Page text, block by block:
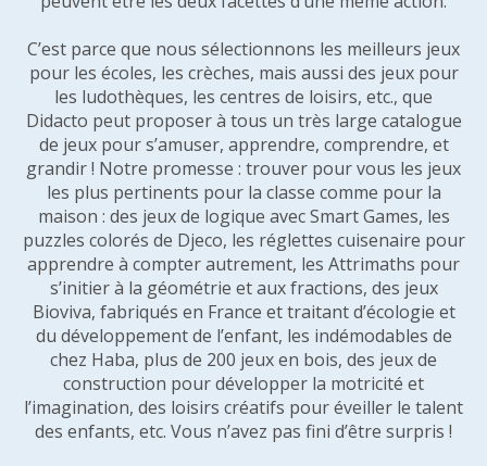
C’est parce que nous sélectionnons les meilleurs jeux
pour les écoles, les crèches, mais aussi des jeux pour
les ludothèques, les centres de loisirs, etc., que
Didacto peut proposer à tous un très large catalogue
de jeux pour s’amuser, apprendre, comprendre, et
grandir ! Notre promesse : trouver pour vous les jeux
les plus pertinents pour la classe comme pour la
maison : des jeux de logique avec Smart Games, les
puzzles colorés de Djeco, les réglettes cuisenaire pour
apprendre à compter autrement, les Attrimaths pour
s’initier à la géométrie et aux fractions, des jeux
Bioviva, fabriqués en France et traitant d’écologie et
du développement de l’enfant, les indémodables de
chez Haba, plus de 200 jeux en bois, des jeux de
construction pour développer la motricité et
l’imagination, des loisirs créatifs pour éveiller le talent
des enfants, etc. Vous n’avez pas fini d’être surpris !